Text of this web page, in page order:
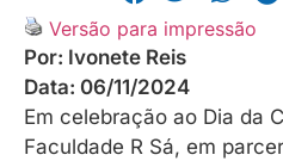
Versão para impressão
Por: Ivonete Reis
Data: 06/11/2024
Em celebração ao Dia da
Faculdade R Sá, em